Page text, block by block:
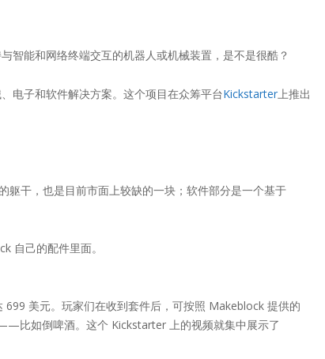
智能和网络终端交互的机器人或机械装置，是不是很酷？
电子和软件解决方案。这个项目在众筹平台Kickstarter上推出
干，也是目前市面上较缺的一块；软件部分是一个基于
自己的配件里面。
美元。玩家们在收到套件后，可按照 Makeblock 提供的
比如倒啤酒。这个 Kickstarter 上的视频就集中展示了